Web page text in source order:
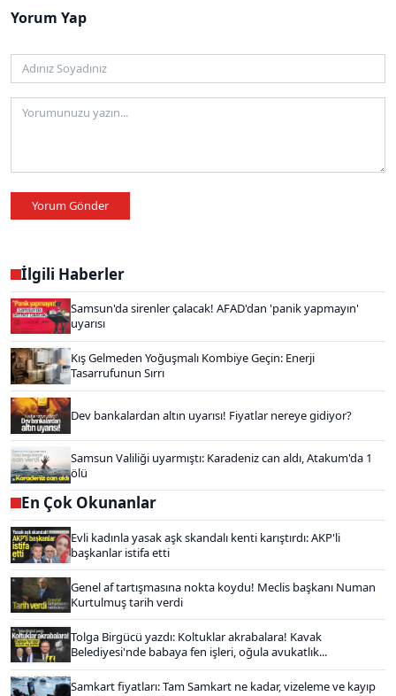
Yorum Yap
Yorum Gönder
İlgili Haberler
Samsun'da sirenler çalacak! AFAD'dan 'panik yapmayın'
uyarısı
Kış Gelmeden Yoğuşmalı Kombiye Geçin: Enerji
Tasarrufunun Sırrı
Dev bankalardan altın uyarısı! Fiyatlar nereye gidiyor?
Samsun Valiliği uyarmıştı: Karadeniz can aldı, Atakum'da 1
ölü
En Çok Okunanlar
Evli kadınla yasak aşk skandalı kenti karıştırdı: AKP'li
başkanlar istifa etti
Genel af tartışmasına nokta koydu! Meclis başkanı Numan
Kurtulmuş tarih verdi
Tolga Birgücü yazdı: Koltuklar akrabalara! Kavak
Belediyesi'nde babaya fen işleri, oğula avukatlık...
Samkart fiyatları: Tam Samkart ne kadar, vizeleme ve kayıp